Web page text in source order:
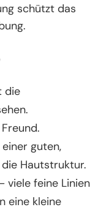
schützt das
die
guten,
Hautstruktur.
viele feine Linien
eine kleine